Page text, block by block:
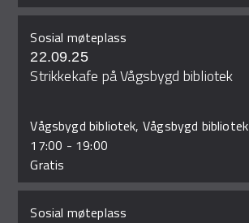
Sosial møteplass
22.09.25
Strikkekafe på Vågsbygd bibliotek
Vågsbygd bibliotek, Vågsbygd bibliotek
17:00 - 19:00
Gratis
Sosial møteplass